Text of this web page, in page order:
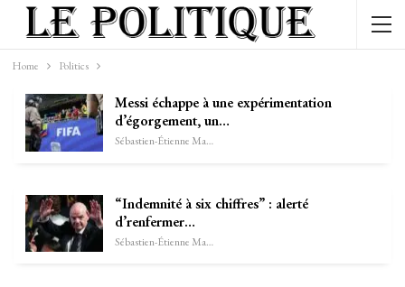
Home Politics
Messi échappe à une expérimentation
d’égorgement, un…
Sébastien-Étienne Marechal
“Indemnité à six chiffres” : alerté
d’renfermer…
Sébastien-Étienne Marechal